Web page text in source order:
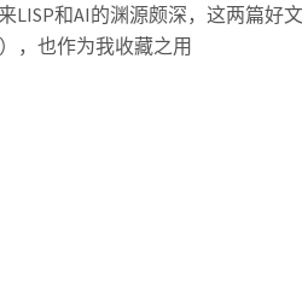
LISP和AI的渊源颇深，这两篇好
，也作为我收藏之用